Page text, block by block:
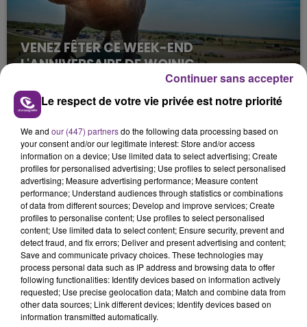
VENEZ FÊTER CE WEEK-END
L'ANNIVERSAIRE DE WOINIC
Ce samedi 8 août sera un grand jour :
l'anniversaire du plus gros sanglier du monde.
Une fête est donc organisée et vous êtes tous
conviés !
TITRES DIFFUSÉS
5h40
5h40
COLDPLAY
A Sky Full Of Stars
5h38
5h38
MANON LISA
Le respect de votre vie privée est notre priorité
We and our (447) partnersdo the following data processing based on
your consent and/or our legitimate interest: Store and/or access
information on a device; Use limited data to select advertising; Create
profiles for personalised advertising; Use profiles to select personalised
advertising; Measure advertising performance; Measure content
performance; Understand audiences through statistics or combinations
of data from different sources; Develop and improve services; Create
profiles to personalise content; Use profiles to select personalised
content; Use limited data to select content; Ensure security, prevent and
detect fraud, and fix errors; Deliver and present advertising and content;
Save and communicate privacy choices. These technologies may
process personal data such as IP address and browsing data to offer
following functionalities: Identify devices based on information actively
requested; Use precise geolocation data; Match and combine data from
other data sources; Link different devices; Identify devices based on
information transmitted automatically.
Continuer sans accepter